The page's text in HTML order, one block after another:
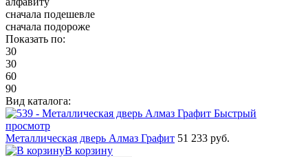
сначала подешевле
сначала подороже
Показать по:
30
30
60
90
Вид каталога:
Быстрый
просмотр
Металлическая дверь Алмаз Графит 51 233 руб.
В корзину